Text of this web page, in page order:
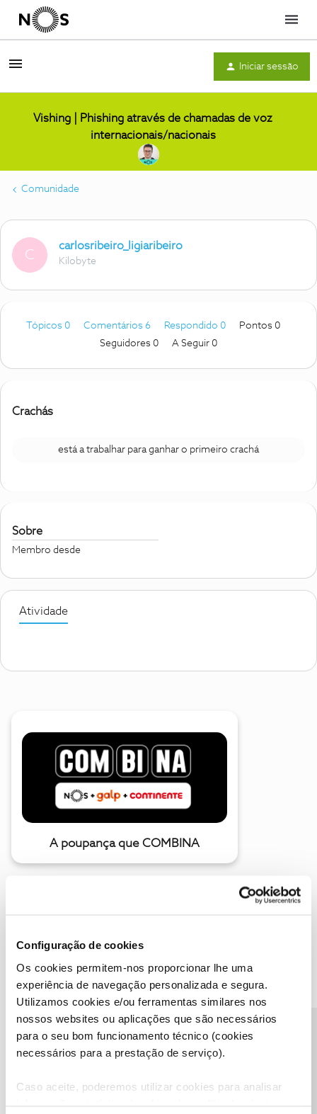
Configuração de cookies
Os cookies permitem-nos proporcionar lhe uma
experiência de navegação personalizada e segura.
Utilizamos cookies e/ou ferramentas similares nos
nossos websites ou aplicações que são necessários
para o seu bom funcionamento técnico (cookies
necessários para a prestação de serviço).
Caso aceite, poderemos utilizar cookies para analisar
Menu
Iniciar sessão
Vishing | Phishing através de chamadas de voz
internacionais/nacionais
Comunidade
C
carlosribeiro_ligiaribeiro
Kilobyte
Tópicos 0 Comentários 6 Respondido 0
Pontos 0
Seguidores 0 A Seguir 0
Crachás
está a trabalhar para ganhar o primeiro crachá
Sobre
Membro desde
Atividade
A poupança que COMBINA
Descubra as novidades de julho